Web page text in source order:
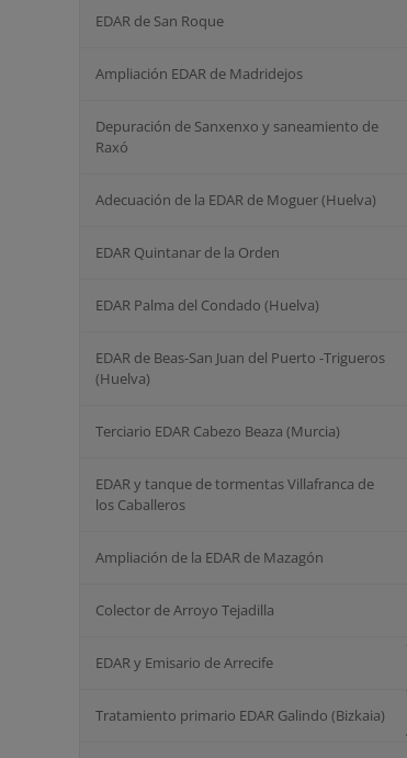
EDAR de San Roque
Ampliación EDAR de Madridejos
Depuración de Sanxenxo y saneamiento de
Raxó
Adecuación de la EDAR de Moguer (Huelva)
EDAR Quintanar de la Orden
EDAR Palma del Condado (Huelva)
EDAR de Beas-San Juan del Puerto -Trigueros
(Huelva)
Terciario EDAR Cabezo Beaza (Murcia)
EDAR y tanque de tormentas Villafranca de
los Caballeros
Ampliación de la EDAR de Mazagón
Colector de Arroyo Tejadilla
EDAR y Emisario de Arrecife
Tratamiento primario EDAR Galindo (Bizkaia)